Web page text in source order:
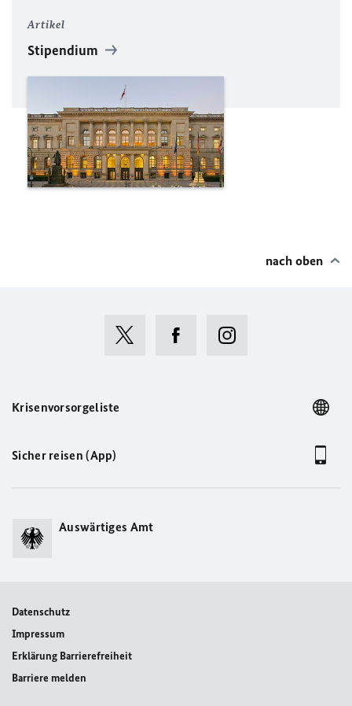
Artikel
Stipendium
nach oben
Krisenvorsorgeliste
Sicher reisen (App)
Auswärtiges Amt
Datenschutz
Impressum
Erklärung Barrierefreiheit
Barriere melden